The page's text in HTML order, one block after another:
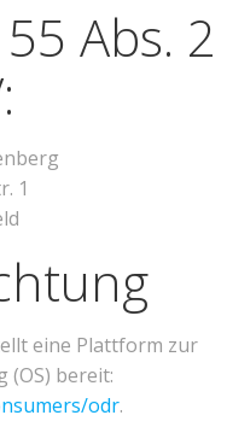
Abs. 2
1
eine Plattform zur
(OS) bereit:
odr.